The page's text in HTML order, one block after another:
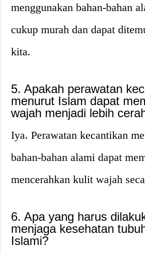
menggunakan bahan-bahan
cukup murah dan dapat
kita.
5. Apakah perawatan
menurut Islam dapat
wajah menjadi lebih
Iya. Perawatan kecantikan
bahan-bahan alami dapat
mencerahkan kulit wajah
6. Apa yang harus
menjaga kesehatan
Islami?